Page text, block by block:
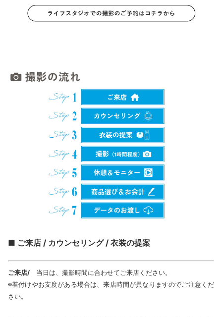
■ ご来店 / カウンセリング / 衣装の提案
ご来店/ 当日は、撮影時間に合わせてご来店ください。
※着付けやお支度がある場合は、来店時間が異なりますのでご注意くだ
さい。